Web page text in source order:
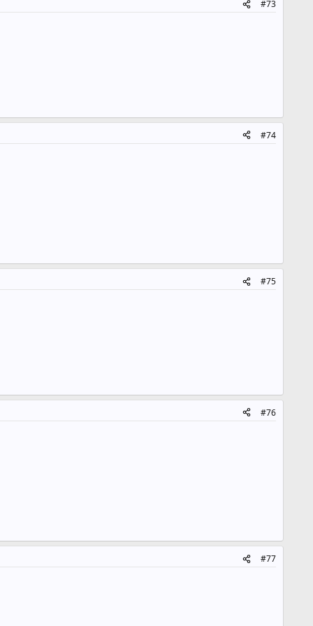
#73
#74
#75
#76
#77